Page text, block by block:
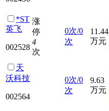
*ST
英飞
002528
涨
停
4
次
0次/0
次
11.44
万元
天
沃科技
002564
0次/0
次
9.63
万元